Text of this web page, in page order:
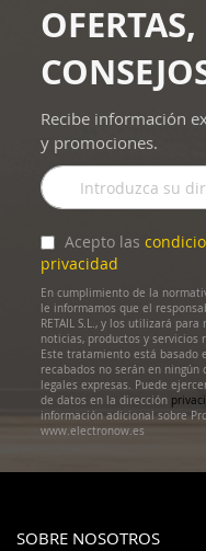
Recibe información
y promociones.
Inscríbase
a
boletín
de
noticias:
Acepto las
privacidad
En cumplimiento de la
le informamos que el
RETAIL S.L., y los utilizará
noticias, productos y servicios
Este tratamiento está basado
recabados no serán en
legales expresas. Puede
de datos en la dirección
información adicional sobre
www.electronow.es
SOBRE NOSOTROS